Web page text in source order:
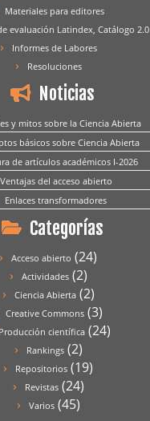
Materiales para editores
evaluación Latindex, Catálogo 2.0
Informes de Labores
Resoluciones
Noticias
y mitos sobre la Ciencia Abierta
básicos sobre Ciencia Abierta
de artículos académicos I-2026
Ventajas del acceso abierto
Enlaces transformadores
Categorías
Acceso abierto (24)
Actividades(2)
Ciencia Abierta(2)
Creative Commons (3)
Producción científica(24)
Rankings(2)
Repositorios (19)
Revistas(24)
Varios(45)